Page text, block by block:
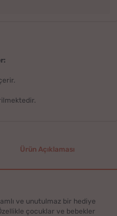
Ürün Açıklaması
ve unutulmaz bir hediye
çocuklar ve bebekler